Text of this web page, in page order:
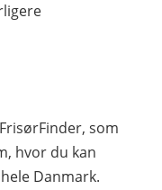
som
hvor du kan
Danmark.